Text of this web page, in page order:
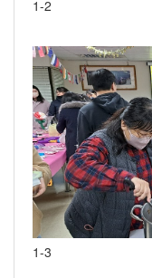
1-2
1-3